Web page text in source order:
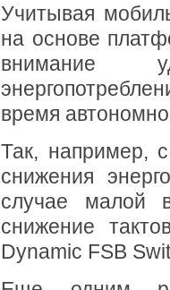
Учитывая
на основе
внимание
время
Так, например,
снижения
случае малой
снижение
Dynamic FSB